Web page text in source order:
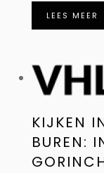
LEES MEER
KIJKEN
BUREN: